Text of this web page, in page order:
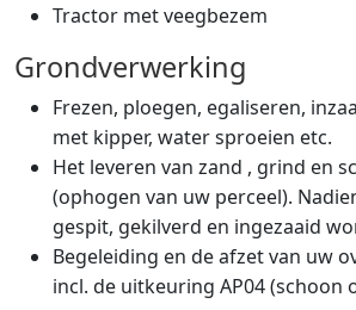
Tractor met veegbezem
Grondverwerking
Frezen, ploegen, egaliseren,
met kipper, water sproeien etc.
Het leveren van zand , grind en
(ophogen van uw perceel).
gespit, gekilverd en ingezaaid
Begeleiding en de afzet van uw
incl. de uitkeuring AP04 (schoon